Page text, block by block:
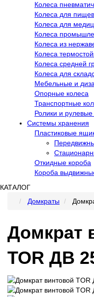
Колеса
Колеса для
Колеса для
Колеса
Колеса из
Колеса
Колеса средней
Колеса для
Мебельные и
Опорные колеса
Транспортные
Ролики и рулевые
Системы хранения
Пластиковые
Откидные короба
Короба
КАТАЛОГ
Домкраты
Домкрат
TOR ДВ